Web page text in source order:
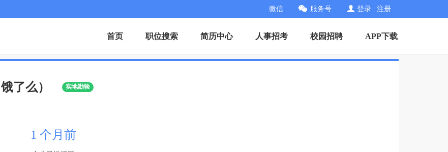
微信 服务号 登录 注册
首页 职位搜索 简历中心 人事招考 校园招聘 APP下载
了么） 实地勘验
1 个月前